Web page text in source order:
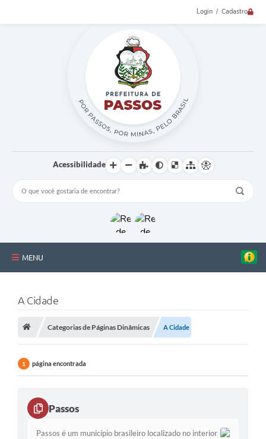
Login / Cadastro
Acessibilidade
MENU
Telefones Úteis
Galeria de Fotos
Galeria de Vídeos
A Cidade
Categorias de Páginas Dinâmicas A Cidade
1 página encontrada
Passos
Passos é um município brasileiro localizado no interior